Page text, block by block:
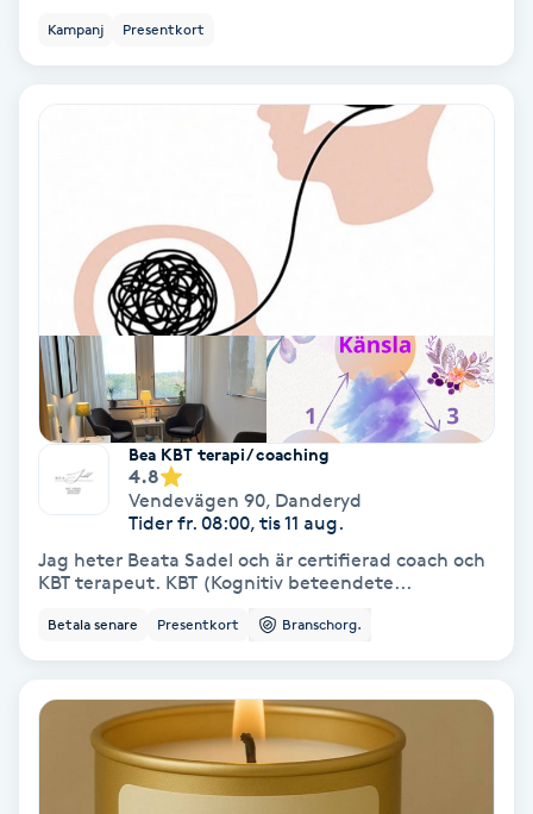
Enzympeeling
Extensions
Extensions borttagning
Eyeliner-tatuering
Face framing
Faceliftmassage
Fet hårbotten
Fettreducering
Kampanj Presentkort
Bea KBT terapi/ coaching
4.8
Vendevägen 90, Danderyd
Tider fr. 08:00, tis 11 aug.
Jag heter Beata Sadel och är certifierad coach och
KBT terapeut. KBT (Kognitiv beteendete...
Betala senare Presentkort Branschorg.